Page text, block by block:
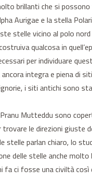
brillanti che si possono
Aurigae e la stella
stelle vicino al polo
qualcosa in
per individuare
integra e piena di
i siti antichi
Mutteddu sono
le direzioni giuste
stelle parlan chiaro, lo
delle stelle anche
fa ci fosse una civiltà